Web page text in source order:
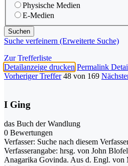
Physische Medien
E-Medien
Suche verfeinern (Erweiterte Suche)
Zur Trefferliste
Detailanzeige drucken Permalink
Vorheriger Treffer 48 von 169
I Ging
das Buch der Wandlung
0 Bewertungen
Verfasser: Suche nach diesem
Verfasserangabe: hrsg. von John
Anagarika Govinda. Aus d. Engl. von